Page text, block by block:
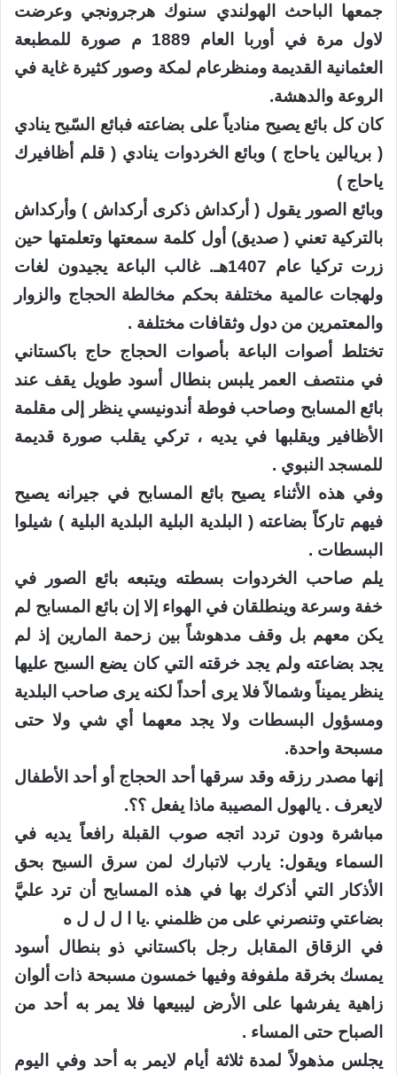
جمعها الباحث الهولندي سنوك هرجرونجي وعرضت
لاول مرة في أوربا العام 1889 م صورة للمطبعة
العثمانية القديمة ومنظرعام لمكة وصور كثيرة غاية في
الروعة والدهشة.
كان كل بائع يصيح منادياً على بضاعته فبائع السّبح ينادي
( بريالين ياحاج ) وبائع الخردوات ينادي ( قلم أظافيرك
ياحاج )
وبائع الصور يقول ( أركداش ذكرى أركداش ) وأركداش
بالتركية تعني ( صديق) أول كلمة سمعتها وتعلمتها حين
زرت تركيا عام 1407هـ. غالب الباعة يجيدون لغات
ولهجات عالمية مختلفة بحكم مخالطة الحجاج والزوار
والمعتمرين من دول وثقافات مختلفة .
تختلط أصوات الباعة بأصوات الحجاج حاج باكستاني
في منتصف العمر يلبس بنطال أسود طويل يقف عند
بائع المسابح وصاحب فوطة أندونيسي ينظر إلى مقلمة
الأظافير ويقلبها في يديه ، تركي يقلب صورة قديمة
للمسجد النبوي .
وفي هذه الأثناء يصيح بائع المسابح في جيرانه يصيح
فيهم تاركاً بضاعته ( البلدية البلية البلدية البلية ) شيلوا
البسطات .
يلم صاحب الخردوات بسطته ويتبعه بائع الصور في
خفة وسرعة وينطلقان في الهواء إلا إن بائع المسابح لم
يكن معهم بل وقف مدهوشاً بين زحمة المارين إذ لم
يجد بضاعته ولم يجد خرقته التي كان يضع السبح عليها
ينظر يميناً وشمالاً فلا يرى أحداً لكنه يرى صاحب البلدية
ومسؤول البسطات ولا يجد معهما أي شي ولا حتى
مسبحة واحدة.
إنها مصدر رزقه وقد سرقها أحد الحجاج أو أحد الأطفال
لايعرف . يالهول المصيبة ماذا يفعل ؟؟.
مباشرة ودون تردد اتجه صوب القبلة رافعاً يديه في
السماء ويقول: يارب لاتبارك لمن سرق السبح بحق
الأذكار التي أذكرك بها في هذه المسابح أن ترد عليَّ
بضاعتي وتنصرني على من ظلمني .يا ا ل ل ل ه
في الزقاق المقابل رجل باكستاني ذو بنطال أسود
يمسك بخرقة ملفوفة وفيها خمسون مسبحة ذات ألوان
زاهية يفرشها على الأرض ليبيعها فلا يمر به أحد من
الصباح حتى المساء .
يجلس مذهولاً لمدة ثلاثة أيام لايمر به أحد وفي اليوم